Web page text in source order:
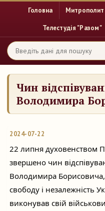
Головна Митрополит
Телестудія "Разом"
Чин
Володимира
2024-07-22
22 липня духовенством
звершено чин
Володимира Борисовича,
свободу і незалежність
виконував свій